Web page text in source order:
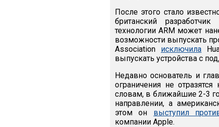
После этого стало
британский
технологии ARM может
возможности выпускать
Association исключила
выпускать устройства с
Недавно основатель и
ограничения не
словам, в ближайшие 2-3
направлении, а
этом он выступил
компании Apple.